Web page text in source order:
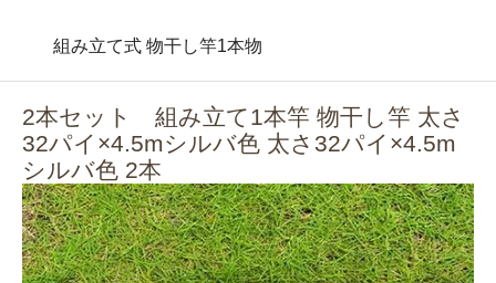
組み立て式 物干し竿1本物
2本セット 組み立て1本竿 物干し竿 太さ
32パイ×4.5mシルバ色 太さ32パイ×4.5m
シルバ色 2本